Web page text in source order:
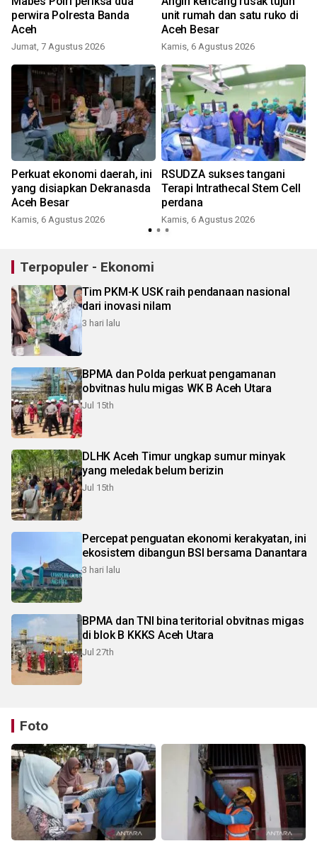
perwira Polresta Banda
Aceh
Jumat, 7 Agustus 2026
unit rumah dan satu ruko di
Aceh Besar
Kamis, 6 Agustus 2026
Perkuat ekonomi daerah, ini
yang disiapkan Dekranasda
Aceh Besar
Kamis, 6 Agustus 2026
RSUDZA sukses tangani
Terapi Intrathecal Stem Cell
perdana
Kamis, 6 Agustus 2026
Terpopuler - Ekonomi
Tim PKM-K USK raih pendanaan nasional
dari inovasi nilam
3 hari lalu
BPMA dan Polda perkuat pengamanan
obvitnas hulu migas WK B Aceh Utara
Jul 15th
DLHK Aceh Timur ungkap sumur minyak
yang meledak belum berizin
Jul 15th
Percepat penguatan ekonomi kerakyatan, ini
ekosistem dibangun BSI bersama Danantara
3 hari lalu
BPMA dan TNI bina teritorial obvitnas migas
di blok B KKKS Aceh Utara
Jul 27th
Foto